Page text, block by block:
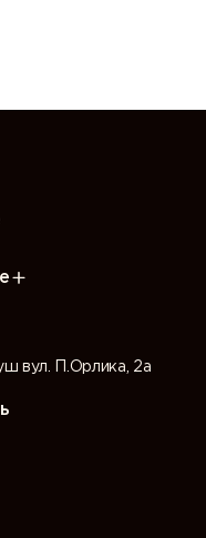
вул. П.Орлика, 2а